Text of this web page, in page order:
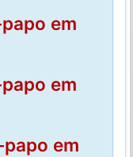
em
em
em